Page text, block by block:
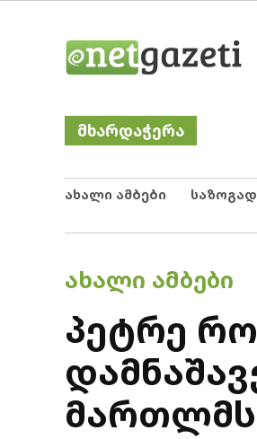
მხარდაჭერა
ახალი ამბები
POSTED
ᲐᲮᲐᲚᲘ ᲐᲛᲑᲔᲑᲘ
პეტრე